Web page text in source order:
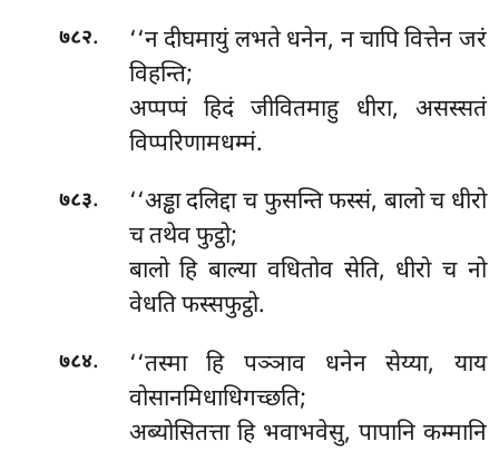
७८२.
‘‘न दीघमायुं लभते धनेन, न चापि वित्तेन जरं
विहन्ति;
अप्पप्पं हिदं जीवितमाहु धीरा, असस्सतं
विप्परिणामधम्मं.
७८३.
‘‘अड्ढा दलिद्दा च फुसन्ति फस्सं, बालो च धीरो
च तथेव फुट्ठो;
बालो हि बाल्या वधितोव सेति, धीरोच नो
वेधति फस्सफुट्ठो.
७८४. ‘‘तस्माहि पञ्ञाव धनेन सेय्या, याय
वोसानमिधाधिगच्छति;
अब्योसितत्ता हि भवाभवेसु, पापानि कम्मानि